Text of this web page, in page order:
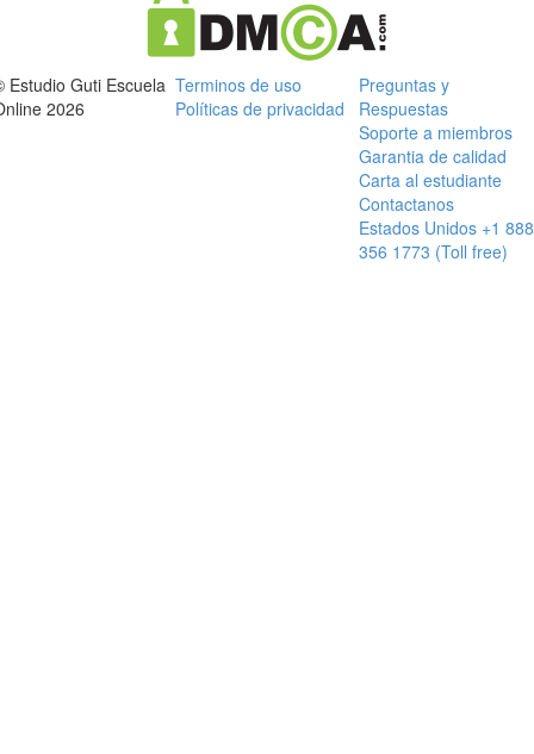
Estudio Guti Escuela
2026
Terminos de uso
Políticas de privacidad
Preguntas y
Respuestas
Soporte a miembros
Garantia de calidad
Carta al estudiante
Contactanos
Estados Unidos +1 888
356 1773 (Toll free)